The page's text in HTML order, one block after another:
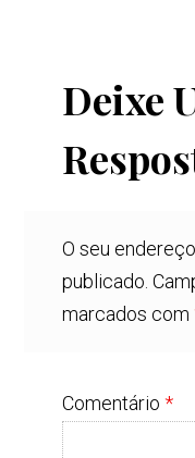
Deixe
O seu
publicado.
marcados com
Comentário*